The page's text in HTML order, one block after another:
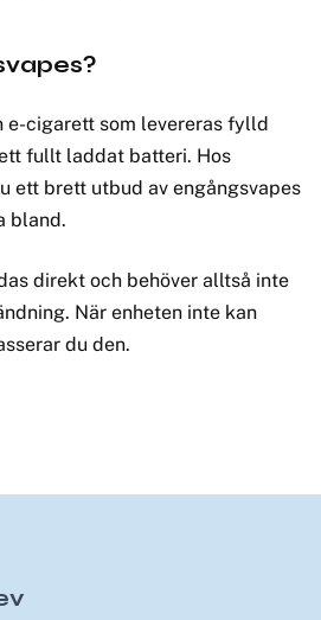
e-cigarett som levereras fylld
fullt laddat batteri. Hos
ett brett utbud av engångsvapes
bland.
direkt och behöver alltså inte
När enheten inte kan
du den.